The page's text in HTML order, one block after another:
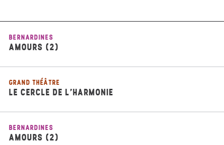
BERNARDINES
AMOURS (2)
GRAND THÉÂTRE
LE CERCLE DE L’HARMONIE
BERNARDINES
AMOURS (2)